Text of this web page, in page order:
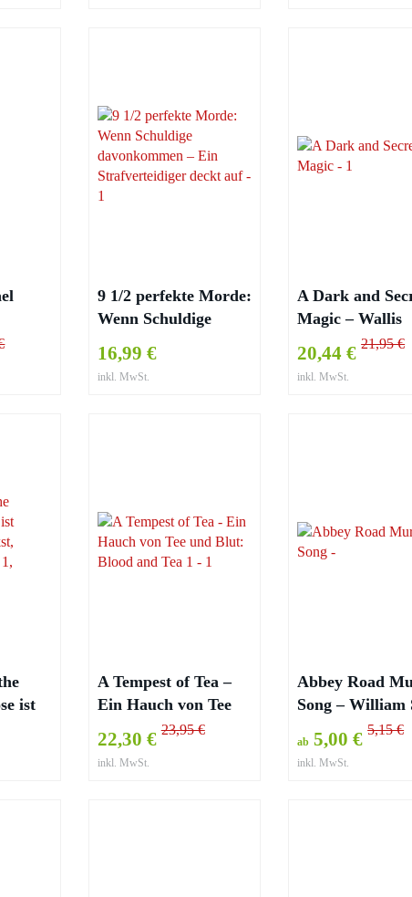
9 1/2 perfekte Morde:
Wenn Schuldige
Alexander Stevens
16,99 €
inkl. MwSt.
A Dark and
Magic – Wallis
20,44 €21,95 €
inkl. MwSt.
ist
A Tempest of Tea –
Ein Hauch von Tee
und Blut: Blood and
Tea 1 – Hafsah Faizal
22,30 € 23,95 €
inkl. MwSt.
Abbey Road
Song – William
ab 5,00 € 5,15 €
inkl. MwSt.